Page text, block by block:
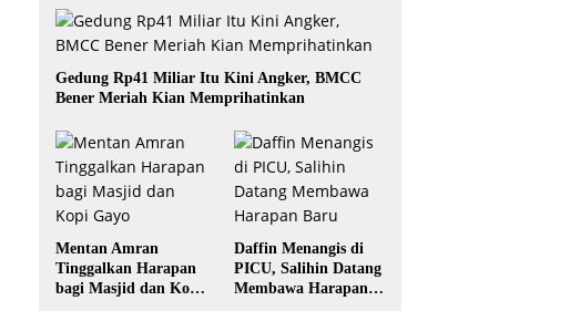
Gedung Rp41 Miliar Itu Kini Angker, BMCC
Bener Meriah Kian Memprihatinkan
Mentan Amran
Tinggalkan Harapan
bagi Masjid dan Kopi
Daffin Menangis di
PICU, Salihin Datang
Membawa Harapan